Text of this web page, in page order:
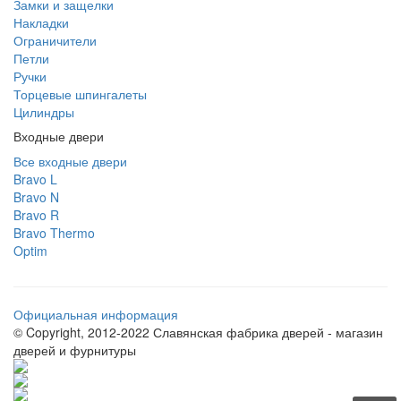
Замки и защелки
Накладки
Ограничители
Петли
Ручки
Торцевые шпингалеты
Цилиндры
Входные двери
Все входные двери
Bravo L
Bravo N
Bravo R
Bravo Thermo
Optim
Официальная информация
© Copyright, 2012-2022 Славянская фабрика дверей - магазин
дверей и фурнитуры